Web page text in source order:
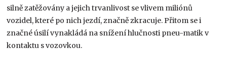
silně zatěžovány a jejich trvanlivost se vlivem miliónů
vozidel, které po nich jezdí, značně zkracuje. Přitom se i
značné úsilí vynakládá na snížení hlučnosti pneu-matik v
kontaktu s vozovkou.